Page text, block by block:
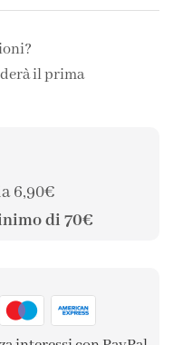
il prima
6,90€
di 70€